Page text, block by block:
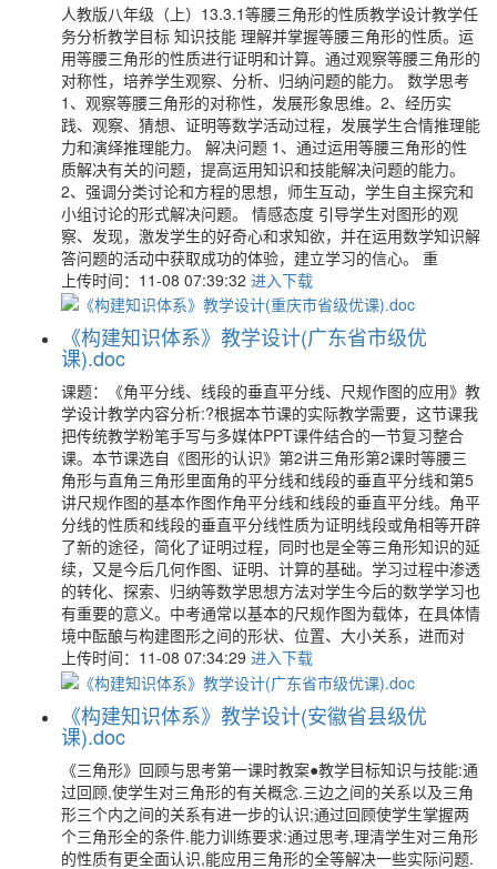
人教版八年级（上）13.3.1等腰三角形的性质教学设计教学任
务分析教学目标 知识技能 理解并掌握等腰三角形的性质。运
用等腰三角形的性质进行证明和计算。通过观察等腰三角形的
对称性，培养学生观察、分析、归纳问题的能力。 数学思考
1、观察等腰三角形的对称性，发展形象思维。2、经历实
践、观察、猜想、证明等数学活动过程，发展学生合情推理能
力和演绎推理能力。 解决问题 1、通过运用等腰三角形的性
质解决有关的问题，提高运用知识和技能解决问题的能力。
2、强调分类讨论和方程的思想，师生互动，学生自主探究和
小组讨论的形式解决问题。 情感态度 引导学生对图形的观
察、发现，激发学生的好奇心和求知欲，并在运用数学知识解
答问题的活动中获取成功的体验，建立学习的信心。 重
上传时间：11-08 07:39:32 进入下载
《构建知识体系》教学设计(广东省市级优
课).doc
课题：《角平分线、线段的垂直平分线、尺规作图的应用》教
学设计教学内容分析:?根据本节课的实际教学需要，这节课我
把传统教学粉笔手写与多媒体PPT课件结合的一节复习整合
课。本节课选自《图形的认识》第2讲三角形第2课时等腰三
角形与直角三角形里面角的平分线和线段的垂直平分线和第5
讲尺规作图的基本作图作角平分线和线段的垂直平分线。角平
分线的性质和线段的垂直平分线性质为证明线段或角相等开辟
了新的途径，简化了证明过程，同时也是全等三角形知识的延
续，又是今后几何作图、证明、计算的基础。学习过程中渗透
的转化、探索、归纳等数学思想方法对学生今后的数学学习也
有重要的意义。中考通常以基本的尺规作图为载体，在具体情
境中酝酿与构建图形之间的形状、位置、大小关系，进而对
上传时间：11-08 07:34:29 进入下载
《构建知识体系》教学设计(安徽省县级优
课).doc
《三角形》回顾与思考第一课时教案●教学目标知识与技能:通
过回顾,使学生对三角形的有关概念.三边之间的关系以及三角
形三个内之间的关系有进一步的认识;通过回顾使学生掌握两
个三角形全的条件.能力训练要求:通过思考,理清学生对三角形
的性质有更全面认识,能应用三角形的全等解决一些实际问题.